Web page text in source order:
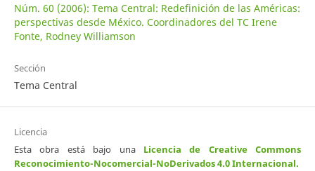
Núm. 60 (2006): Tema Central: Redefinición de las Américas:
perspectivas desde México. Coordinadores del TC Irene
Fonte, Rodney Williamson
Sección
Tema Central
Licencia
Esta obra está bajo una Licencia de Creative Commons
Reconocimiento-Nocomercial-NoDerivados 4.0 Internacional.